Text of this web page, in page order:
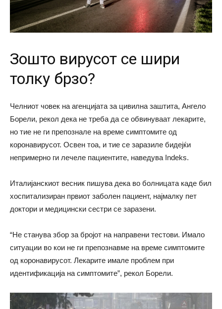
Зошто вирусот се шири
толку брзо?
Челниот човек на агенцијата за цивилна заштита, Ангело
Борели, рекол дека не треба да се обвинуваат лекарите,
но тие не ги препознале на време симптомите од
коронавирусот. Освен тоа, и тие се заразиле бидејќи
непримерно ги лечеле пациентите, наведува Indeks.
Италијанскиот весник пишува дека во болницата каде бил
хоспитализиран првиот заболен пациент, најмалку пет
доктори и медицински сестри се заразени.
“Не станува збор за бројот на направени тестови. Имало
ситуации во кои не ги препознавме на време симптомите
од коронавирусот. Лекарите имале проблем при
идентификација на симптомите”, рекол Борели.